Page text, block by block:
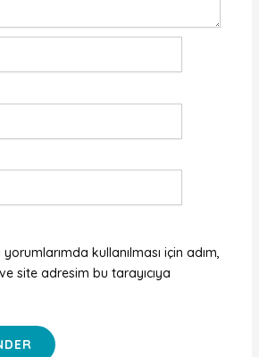
kullanılması için adım,
site adresim bu tarayıcıya